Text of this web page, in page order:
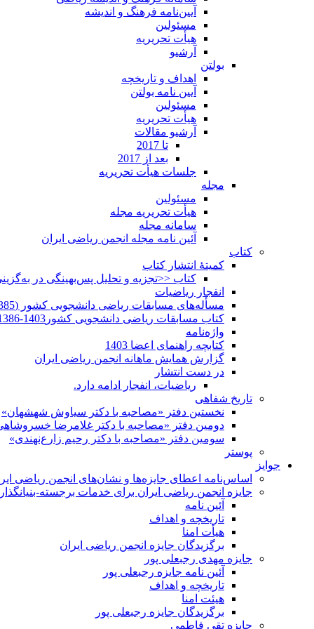
آیین‌نامه فرهنگ و اندیشه
مسئولین
هیأت تحریریه
آرشیو
بولتن
اهداف و تاریخچه
آیین نامه بولتن
مسئولین
هیأت تحریریه
آرشیو مقالات
تا 2017
بعد از 2017
جلسات هیأت تحریریه
مجله
مسئولین
هیأت تحریریه مجله
سامانه مجله
آئین نامه مجله انجمن ریاضی ایران
کتاب
کمیتۀ انتشار کتاب
کتاب <<تجزیه و تحلیل پس‌بهینگی در
انفجار ریاضیات
مسأله‌های مسابقات ریاضی دانشجویی کشور (1385-1352)
کتاب مسابقات ریاضی دانشجویی کشور1403-1386
واژه‌نامه
کتابچه راهنمای اعضا 1403
گزارش همایش ماهانه انجمن ریاضی ایران
در دست انتشار
ریاضیات، انفجار ادامه دارد.
تاریخ شفاهی
نخستین دفتر «مصاحبه با دکتر سیاوش شهشهان»
دومین دفتر «مصاحبه با دکتر غلامرضا
سومین دفتر «مصاحبه با دکتر رحیم زارع‌نهندی»
پوستر
جوایز
اساس‌نامه اعطای جایزه‌ها و نشان‌های انجمن ریاضی
جایزه انجمن ریاضی ایران برای خدمات برجسته-
آئین نامه
تاریخچه و اهداف
هیأت امنا
برگزیدگان جایزه انجمن ریاضی ایران
جایزه مهدی رجبعلی پور
آئین نامه جایزه رجبعلی پور
تاریخچه و اهداف
هیئت امنا
برگزیدگان جایزه رجبعلی پور
جایزه تقی فاطمی